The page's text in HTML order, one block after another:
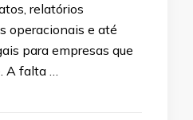
relatórios
operacionais e até
para empresas que
A falta …